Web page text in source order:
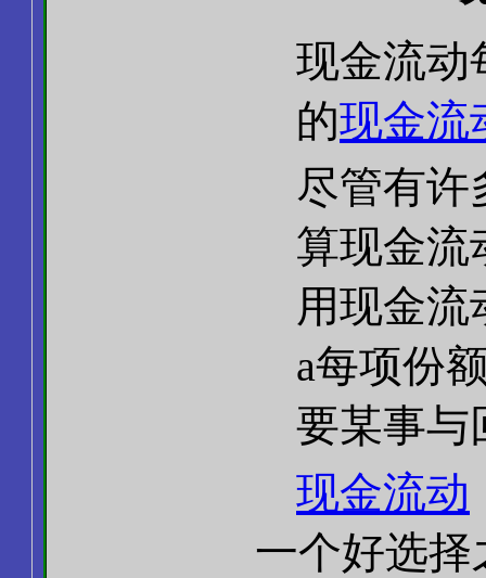
现金流动
的现金流
尽管有许
算现金流
用现金流
a每项份
要某事与
现金流动
一个好选